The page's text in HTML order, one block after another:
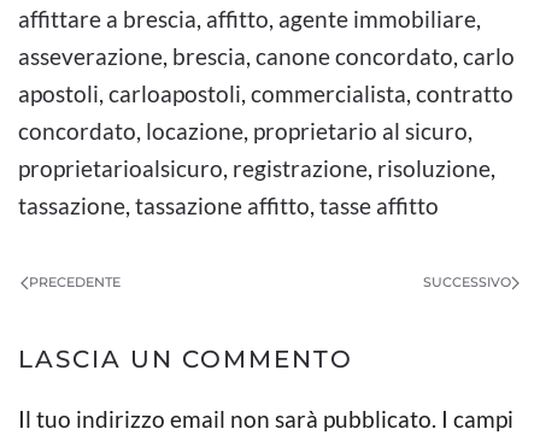
affittare a brescia, affitto, agente immobiliare,
asseverazione, brescia, canone concordato, carlo
apostoli, carloapostoli, commercialista, contratto
concordato, locazione, proprietario al sicuro,
proprietarioalsicuro, registrazione, risoluzione,
tassazione, tassazione affitto, tasse affitto
PRECEDENTE SUCCESSIVO
LASCIA UN COMMENTO
Il tuo indirizzo email non sarà pubblicato. I campi